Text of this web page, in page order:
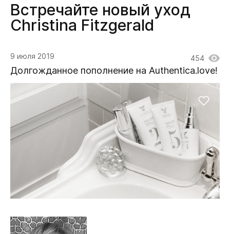
Встречайте новый уход
Christina Fitzgerald
9 июля 2019 454
Долгожданное пополнение на Authentica.love!